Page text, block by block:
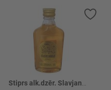
Pievienot vēlmju sarakstam